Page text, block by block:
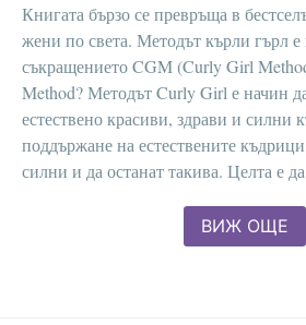
Книгата бързо се превръща в
жени по света. Методът кърли гърл е
съкращението CGM (Curly Girl
Method? Методът Curly Girl е начин
естествено красиви, здрави и
поддържане на естествените
силни и да останат такива. Целта е
ВИЖ ОЩЕ